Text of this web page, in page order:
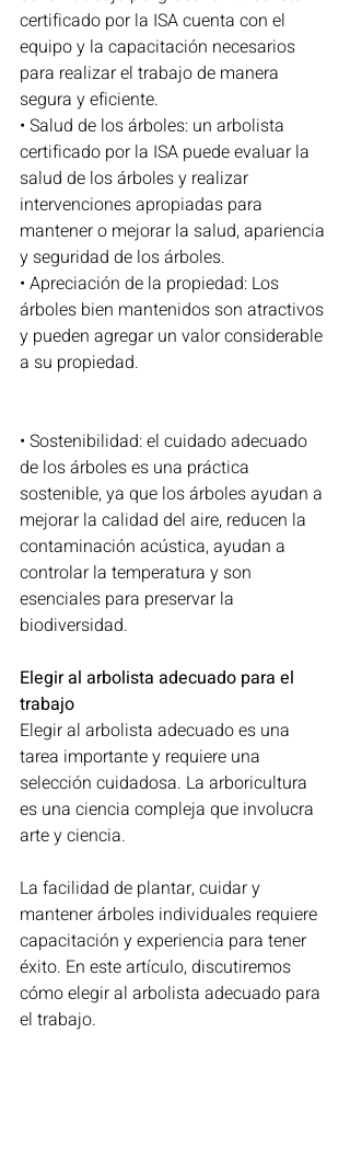
certificado por la ISA cuenta con el
equipo y la capacitación necesarios
para realizar el trabajo de manera
segura y eficiente.
• Salud de los árboles: un arbolista
certificado por la ISA puede evaluar la
salud de los árboles y realizar
intervenciones apropiadas para
mantener o mejorar la salud, apariencia
y seguridad de los árboles.
• Apreciación de la propiedad: Los
árboles bien mantenidos son atractivos
y pueden agregar un valor considerable
a su propiedad.
• Sostenibilidad: el cuidado adecuado
de los árboles es una práctica
sostenible, ya que los árboles ayudan a
mejorar la calidad del aire, reducen la
contaminación acústica, ayudan a
controlar la temperatura y son
esenciales para preservar la
biodiversidad.
Elegir al arbolista adecuado para el
trabajo
Elegir al arbolista adecuado es una
tarea importante y requiere una
selección cuidadosa. La arboricultura
es una ciencia compleja que involucra
arte y ciencia.
La facilidad de plantar, cuidar y
mantener árboles individuales requiere
capacitación y experiencia para tener
éxito. En este artículo, discutiremos
cómo elegir al arbolista adecuado para
el trabajo.